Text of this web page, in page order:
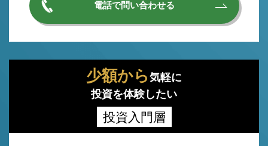
電話で問い合わせる
少額から 気軽に
投資を体験したい
投資入門層